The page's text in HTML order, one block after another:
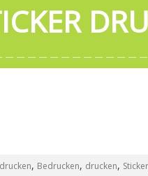
, Bedrucken, drucken, Sticker